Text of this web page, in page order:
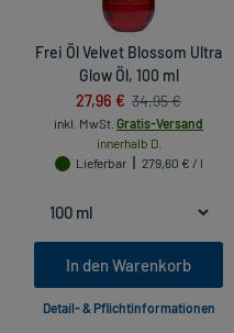
Frei Öl Velvet Blossom Ultra
Glow Öl, 100 ml
27,96 € 34,95 €
inkl. MwSt. Gratis-Versand
innerhalb D.
Lieferbar
279,60 € / l
In den Warenkorb
Detail- & Pflichtinformationen